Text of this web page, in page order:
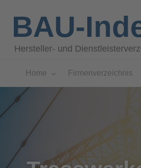
BAU-
Hersteller- und
Home Firmenverzeichnis